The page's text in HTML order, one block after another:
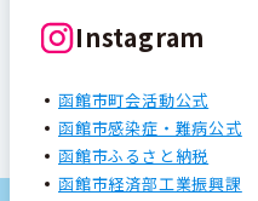
Instagram
函館市町会活動公式
函館市感染症・難病公式
函館市ふるさと納税
函館市経済部工業振興課